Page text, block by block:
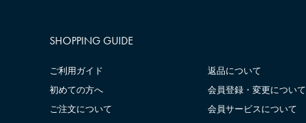
SHOPPING GUIDE
ご利用ガイド
初めての方へ
ご注文について
返品について
会員登録・変更について
会員サービスについて